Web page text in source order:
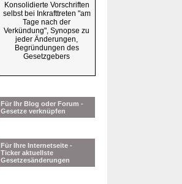
Konsolidierte Vorschriften
selbst bei Inkrafttreten "am
Tage nach der
Verkündung", Synopse zu
jeder Änderungen,
Begründungen des
Gesetzgebers
Für Ihr Blog oder Forum -
Gesetze verknüpfen
Für Ihre Internetseite -
Ticker aktuellste
Gesetzesänderungen